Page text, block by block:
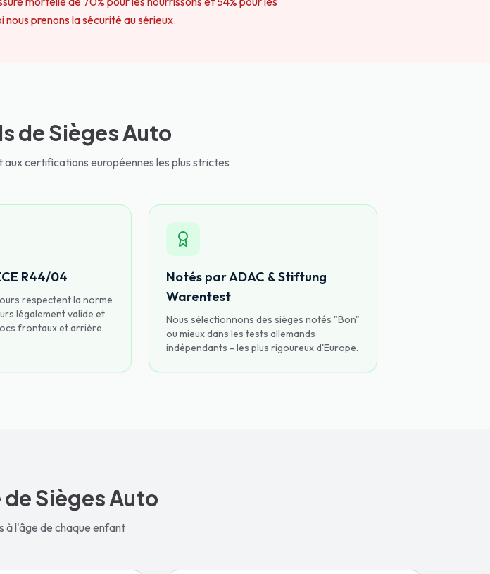
prenons la sécurité au sérieux.
de Sièges Auto
aux certifications européennes les plus strictes
R44/04
respectent la norme
légalement valide et
frontaux et arrière.
Notés par ADAC & Stiftung
Warentest
Nous sélectionnons des sièges notés "Bon"
ou mieux dans les tests allemands
indépendants - les plus rigoureux d'Europe.
Sièges Auto
à l'âge de chaque enfant